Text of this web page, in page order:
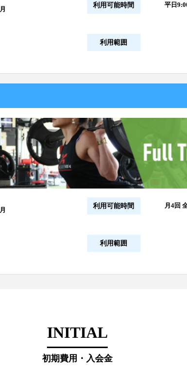
利用可能時間 平日
利用範囲
利用可能時間 月4回
利用範囲
INITIAL
初期費用・入会金